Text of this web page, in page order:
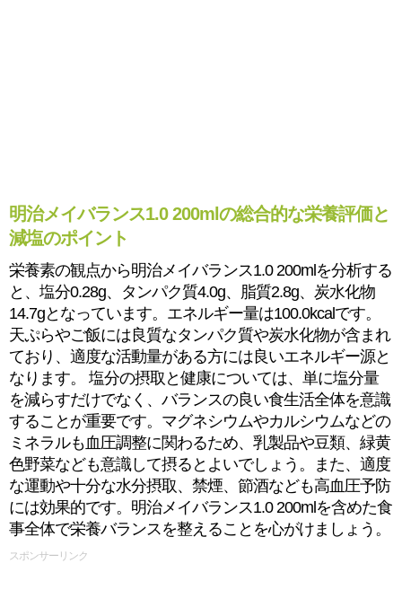
明治メイバランス1.0 200mlの総合的な栄養評価と
減塩のポイント
栄養素の観点から明治メイバランス1.0 200mlを分析する
と、塩分0.28g、タンパク質4.0g、脂質2.8g、炭水化物
14.7gとなっています。エネルギー量は100.0kcalです。
天ぷらやご飯には良質なタンパク質や炭水化物が含まれ
ており、適度な活動量がある方には良いエネルギー源と
なります。 塩分の摂取と健康については、単に塩分量
を減らすだけでなく、バランスの良い食生活全体を意識
することが重要です。マグネシウムやカルシウムなどの
ミネラルも血圧調整に関わるため、乳製品や豆類、緑黄
色野菜なども意識して摂るとよいでしょう。また、適度
な運動や十分な水分摂取、禁煙、節酒なども高血圧予防
には効果的です。明治メイバランス1.0 200mlを含めた食
事全体で栄養バランスを整えることを心がけましょう。
スポンサーリンク